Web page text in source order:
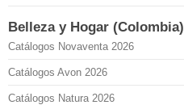
Belleza y Hogar (Colombia)
Catálogos Novaventa 2026
Catálogos Avon 2026
Catálogos Natura 2026